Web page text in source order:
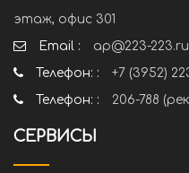
этаж, офис 301
Email :
ap@223-223.ru
Телефон: :
+7 (3952)
Телефон: :
206-788
СЕРВИСЫ